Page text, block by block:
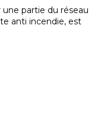
une partie du réseau
anti incendie, est